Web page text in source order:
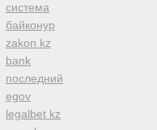
система
байконур
zakon kz
bank
последний
egov
legalbet kz